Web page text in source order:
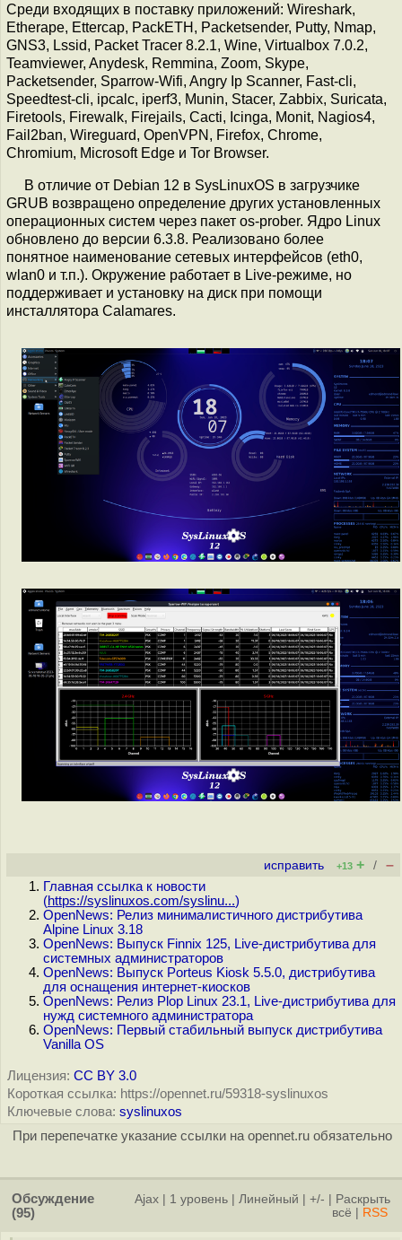
Среди входящих в поставку приложений: Wireshark,
Etherape, Ettercap, PackETH, Packetsender, Putty, Nmap,
GNS3, Lssid, Packet Tracer 8.2.1, Wine, Virtualbox 7.0.2,
Teamviewer, Anydesk, Remmina, Zoom, Skype,
Packetsender, Sparrow-Wifi, Angry Ip Scanner, Fast-cli,
Speedtest-cli, ipcalc, iperf3, Munin, Stacer, Zabbix, Suricata,
Firetools, Firewalk, Firejails, Cacti, Icinga, Monit, Nagios4,
Fail2ban, Wireguard, OpenVPN, Firefox, Chrome,
Chromium, Microsoft Edge и Tor Browser.
В отличие от Debian 12 в SysLinuxOS в загрузчике
GRUB возвращено определение других установленных
операционных систем через пакет os-prober. Ядро Linux
обновлено до версии 6.3.8. Реализовано более
понятное наименование сетевых интерфейсов (eth0,
wlan0 и т.п.). Окружение работает в Live-режиме, но
поддерживает и установку на диск при помощи
инсталлятора Calamares.
исправить +13 + / –
Главная ссылка к новости
(https://syslinuxos.com/syslinu...)
OpenNews: Релиз минималистичного дистрибутива
Alpine Linux 3.18
OpenNews: Выпуск Finnix 125, Live-дистрибутива для
системных администраторов
OpenNews: Выпуск Porteus Kiosk 5.5.0, дистрибутива
для оснащения интернет-киосков
OpenNews: Релиз Plop Linux 23.1, Live-дистрибутива для
нужд системного администратора
OpenNews: Первый стабильный выпуск дистрибутива
Vanilla OS
Лицензия: CC BY 3.0
Короткая ссылка: https://opennet.ru/59318-syslinuxos
Ключевые слова: syslinuxos
При перепечатке указание ссылки на opennet.ru обязательно
Обсуждение
(95)
Ajax 1 уровень Линейный +/-
Раскрыть
всё
RSS